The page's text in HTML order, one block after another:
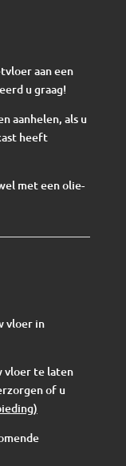
aan een
u graag!
aanhelen, als u
heeft
met een olie-
vloer in
vloer te laten
of u